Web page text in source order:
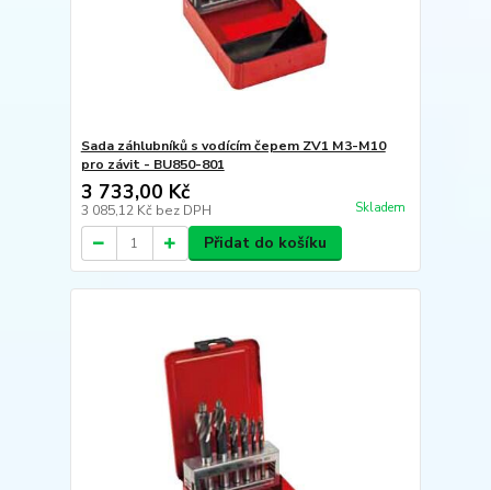
Sada záhlubníků s vodícím čepem ZV1 M3-M10
pro závit - BU850-801
3 733,00 Kč
3 085,12 Kč bez DPH Skladem
Přidat do košíku